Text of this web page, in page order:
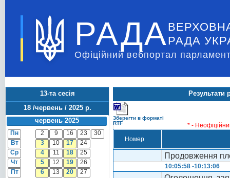
РАДА РАДА
Офіційний вебпортал
13-та сесія
18 /червень / 2025 р.
червень 2025
Пн 2 9 16 23
30
Вт
3 10 17
24
Ср
4 11 18
25
Чт
5 12 19
26
Пт
6 13 20
27
Результати
Зберегти в форматі
RTF
* -
Номер
Продовження
10:05:58 -10:13:06